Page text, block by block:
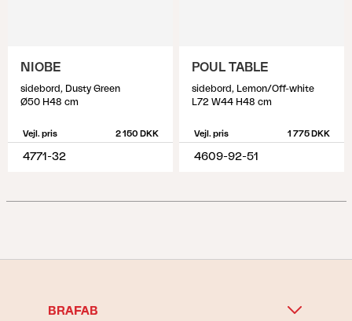
NIOBE
sidebord, Dusty Green
Ø50 H48 cm
Vejl. pris 2 150 DKK
4771-32
POUL TABLE
sidebord, Lemon/Off-white
L72 W44 H48 cm
Vejl. pris 1 775 DKK
4609-92-51
BRAFAB